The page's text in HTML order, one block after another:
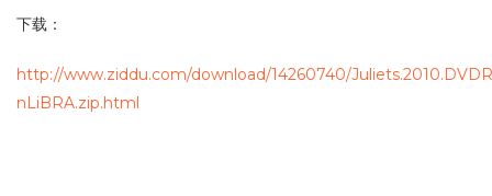
下载：
http://www.ziddu.com/download/14260740/
nLiBRA.zip.html